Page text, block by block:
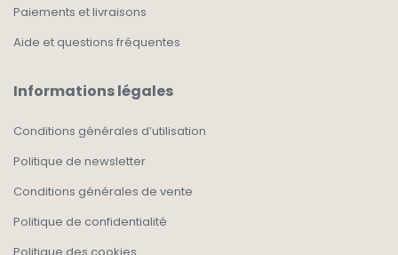
Paiements et livraisons
Aide et questions fréquentes
Informations légales
Conditions générales d’utilisation
Politique de newsletter
Conditions générales de vente
Politique de confidentialité